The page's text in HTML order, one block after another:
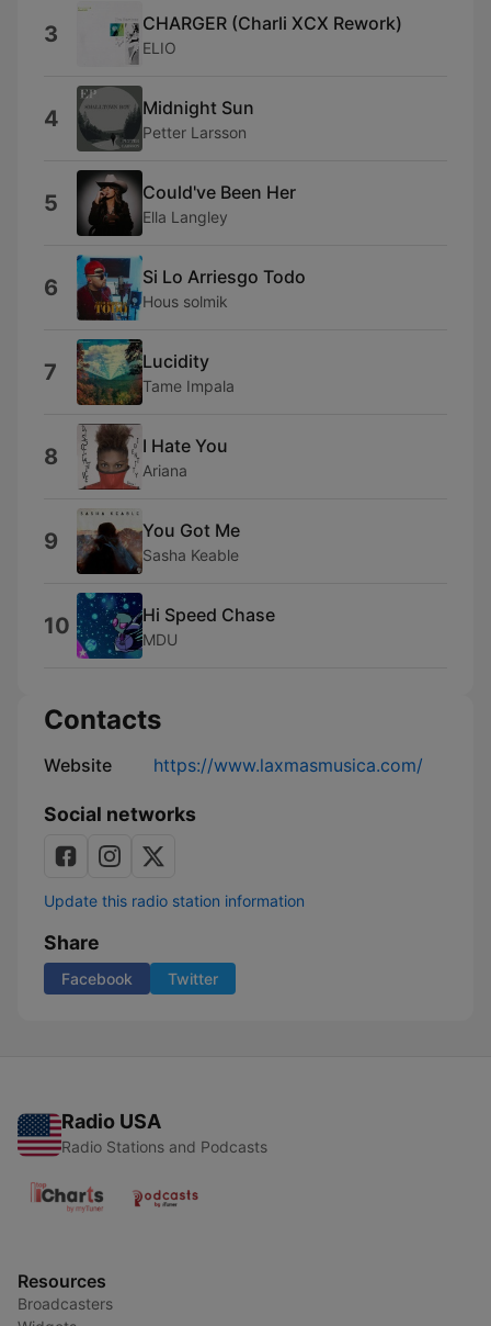
3 CHARGER (Charli XCX Rework)
ELIO
4 Midnight Sun
Petter Larsson
5 Could've Been Her
Ella Langley
6 Si Lo Arriesgo Todo
Hous solmik
7 Lucidity
Tame Impala
8 I Hate You
Ariana
9 You Got Me
Sasha Keable
10 Hi Speed Chase
MDU
Contacts
Website https://www.laxmasmusica.com/
Social networks
Update this radio station information
Share
Facebook Twitter
Radio USA
Radio Stations and Podcasts
Resources
Broadcasters